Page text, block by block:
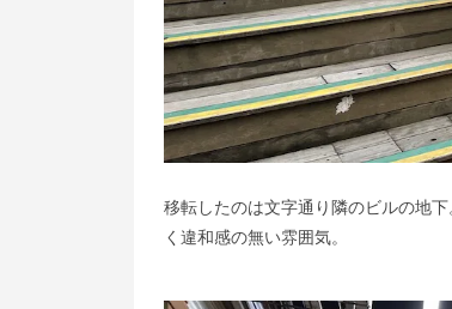
移転したのは文字通り隣のビルの地
く違和感の無い雰囲気。